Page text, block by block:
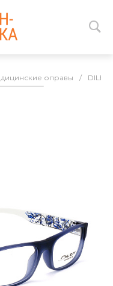
оправы / DILEM